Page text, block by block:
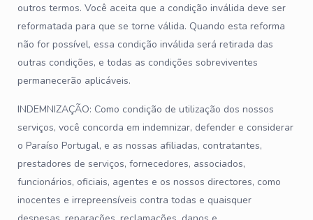
outros termos. Você aceita que a condição inválida deve ser
reformatada para que se torne válida. Quando esta reforma
não for possível, essa condição inválida será retirada das
outras condições, e todas as condições sobreviventes
permanecerão aplicáveis.
INDEMNIZAÇÃO: Como condição de utilização dos nossos
serviços, você concorda em indemnizar, defender e considerar
o Paraíso Portugal, e as nossas afiliadas, contratantes,
prestadores de serviços, fornecedores, associados,
funcionários, oficiais, agentes e os nossos directores, como
inocentes e irrepreensíveis contra todas e quaisquer